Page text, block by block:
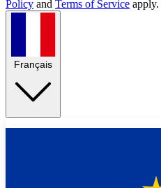
Policy and Terms of Service apply.
Français